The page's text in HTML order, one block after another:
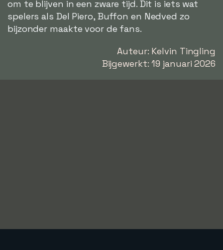
om te blijven in een zware tijd. Dit is iets wat
spelers als Del Piero, Buffon en Nedved zo
bijzonder maakte voor de fans.
Auteur: Kelvin Tingling
Bijgewerkt: 19 januari 2026